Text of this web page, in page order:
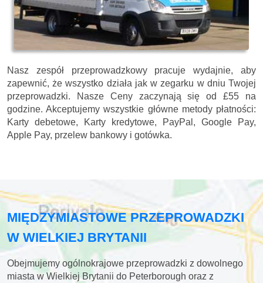
Nasz zespół przeprowadzkowy pracuje wydajnie, aby
zapewnić, że wszystko działa jak w zegarku w dniu Twojej
przeprowadzki. Nasze Ceny zaczynają się od £55 na
godzine. Akceptujemy wszystkie główne metody płatności:
Karty debetowe, Karty kredytowe, PayPal, Google Pay,
Apple Pay, przelew bankowy i gotówka.
MIĘDZYMIASTOWE PRZEPROWADZKI
W WIELKIEJ BRYTANII
Obejmujemy ogólnokrajowe przeprowadzki z dowolnego
miasta w Wielkiej Brytanii do Peterborough oraz z